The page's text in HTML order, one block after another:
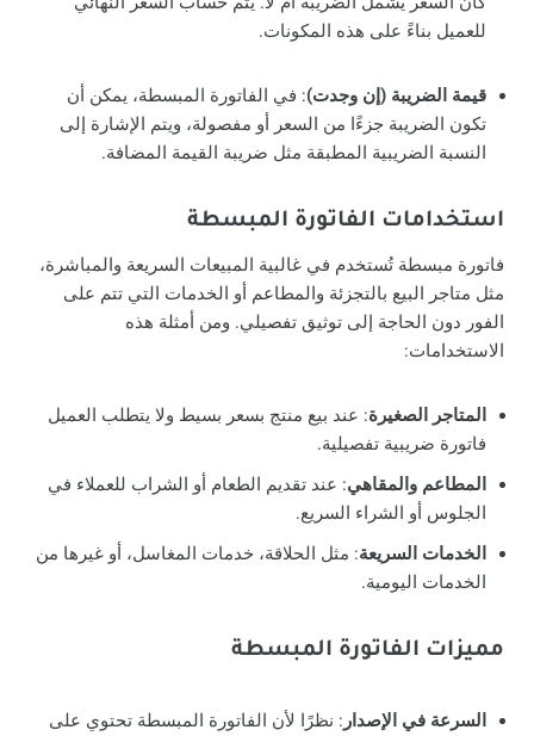
للعميل بناءً على هذه المكونات.
قيمة الضريبة (إن وجدت): في الفاتورة المبسطة، يمكن أن
تكون الضريبة جزءًا من السعر أو مفصولة، ويتم الإشارة إلى
النسبة الضريبية المطبقة مثل ضريبة القيمة المضافة.
استخدامات الفاتورة المبسطة
فاتورة مبسطة تُستخدم في غالبية المبيعات السريعة والمباشرة،
مثل متاجر البيع بالتجزئة والمطاعم أو الخدمات التي تتم على
الفور دون الحاجة إلى توثيق تفصيلي. ومن أمثلة هذه
الاستخدامات:
المتاجر الصغيرة: عند بيع منتج بسعر بسيط ولا يتطلب العميل
فاتورة ضريبية تفصيلية.
المطاعم والمقاهي: عند تقديم الطعام أو الشراب للعملاء في
الجلوس أو الشراء السريع.
الخدمات السريعة: مثل الحلاقة، خدمات المغاسل، أو غيرها من
الخدمات اليومية.
مميزات الفاتورة المبسطة
السرعة في الإصدار : نظرًا لأن الفاتورة المبسطة تحتوي على